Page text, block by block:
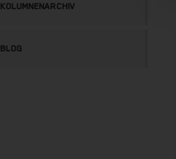
KOLUMNENARCHIV
BLOG